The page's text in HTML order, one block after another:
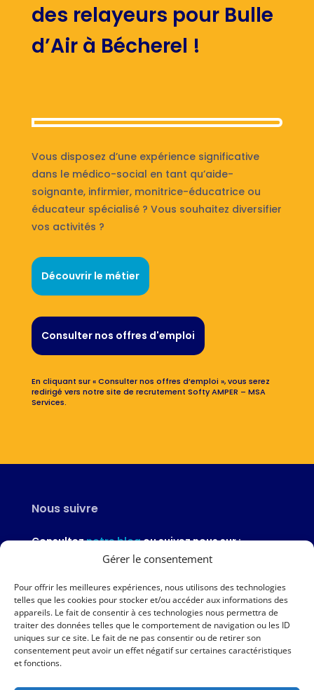
Gérer le consentement
Pour offrir les meilleures expériences, nous utilisons des technologies
telles que les cookies pour stocker et/ou accéder aux informations des
appareils. Le fait de consentir à ces technologies nous permettra de
traiter des données telles que le comportement de navigation ou les ID
uniques sur ce site. Le fait de ne pas consentir ou de retirer son
consentement peut avoir un effet négatif sur certaines caractéristiques
et fonctions.
des relayeurs pour Bulle
d’Air à Bécherel !
Vous disposez d’une expérience significative
dans le médico-social en tant qu’aide-
soignante, infirmier, monitrice-éducatrice ou
éducateur spécialisé ? Vous souhaitez diversifier
vos activités ?
Découvrir le métier
Consulter nos offres d'emploi
En cliquant sur « Consulter nos offres d’emploi », vous serez
redirigé vers notre site de recrutement Softy AMPER – MSA
Services.
Nous suivre
Consulteznotre blogou suivez nous sur :
Nous contacter
02 97 46 51 97